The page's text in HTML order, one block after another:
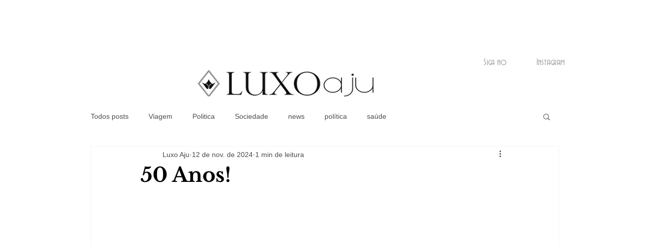
Coluna Social
Siga no Instagram
Todos posts Viagem Politica Sociedade news política saúde
50 Anos!
Luxo Aju 12 de nov. de 2024 1 min de leitura